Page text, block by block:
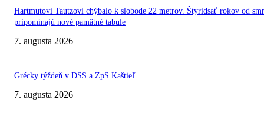
Hartmutovi Tautzovi chýbalo k slobode 22 metrov. Štyridsať rokov od
pripomínajú nové pamätné tabule
7. augusta 2026
Grécky týždeň v DSS a ZpS Kaštieľ
7. augusta 2026